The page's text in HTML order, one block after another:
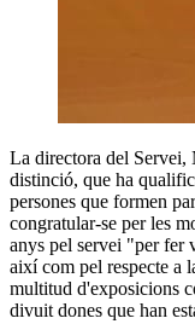
La directora del Servei,
distinció, que ha
persones que formen
congratular-se per les
anys pel servei "per fer
així com pel respecte a
multitud d'exposicions
divuit dones que han